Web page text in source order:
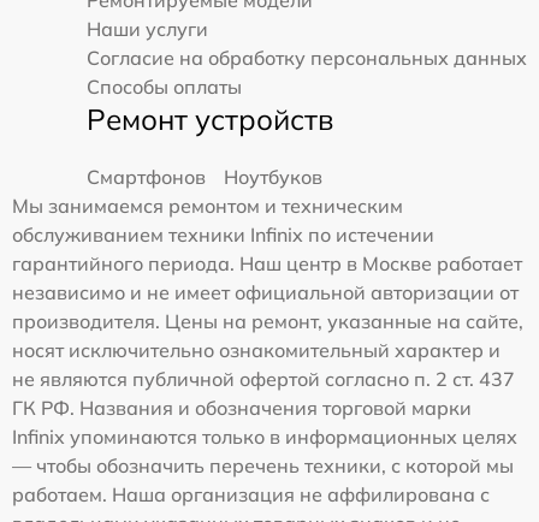
Наши услуги
Согласие на обработку персональных данных
Способы оплаты
Ремонт устройств
Смартфонов
Ноутбуков
Мы занимаемся ремонтом и техническим
обслуживанием техники Infinix по истечении
гарантийного периода. Наш центр в Москве работает
независимо и не имеет официальной авторизации от
производителя. Цены на ремонт, указанные на сайте,
носят исключительно ознакомительный характер и
не являются публичной офертой согласно п. 2 ст. 437
ГК РФ. Названия и обозначения торговой марки
Infinix упоминаются только в информационных целях
— чтобы обозначить перечень техники, с которой мы
работаем. Наша организация не аффилирована с